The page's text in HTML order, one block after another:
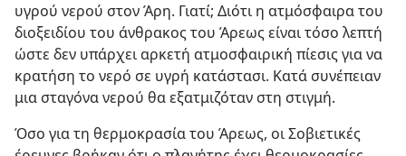
υγρού νερού στον Άρη. Γιατί; Διότι η ατμόσφαιρα του
διοξειδίου του άνθρακος του Άρεως είναι τόσο λεπτή
ώστε δεν υπάρχει αρκετή ατμοσφαιρική πίεσις για να
κρατήση το νερό σε υγρή κατάστασι. Κατά συνέπειαν
μια σταγόνα νερού θα εξατμιζόταν στη στιγμή.
Όσο για τη θερμοκρασία του Άρεως, οι Σοβιετικές